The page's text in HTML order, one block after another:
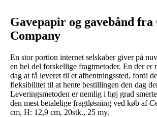
Gavepapir og gavebånd
Company
En stor portion internet selskaber giver på
en hel del forskellige fragtmetoder. En der er
dag at få leveret til et afhentningssted, fordi
fleksibilitet til at hente bestillingen den dag
Leveringsmetoden er nemlig i høj grad
den mest betalelige fragtløsning ved køb af
cm, H: 12,9 cm, 20stk., 25 my.